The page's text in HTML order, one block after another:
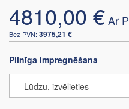
4810,00 €
3975,21 €
Pilnīga impregnēšana